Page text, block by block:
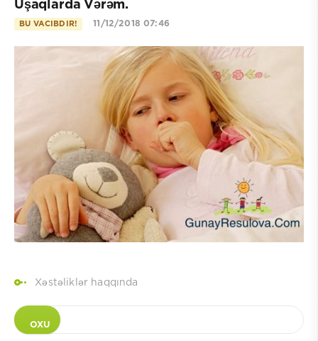
Uşaqlarda Vərəm.
BU VACIBDIR! 11/12/2018 07:46
Xəstəliklər haqqında
OXU